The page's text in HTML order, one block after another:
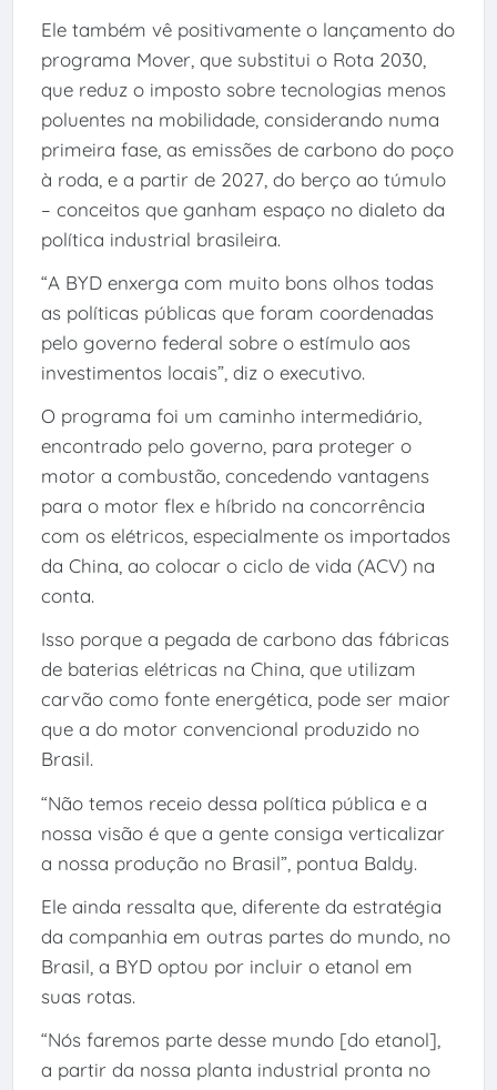
Ele também vê positivamente o lançamento do
programa Mover, que substitui o Rota 2030,
que reduz o imposto sobre tecnologias menos
poluentes na mobilidade, considerando numa
primeira fase, as emissões de carbono do poço
à roda, e a partir de 2027, do berço ao túmulo
– conceitos que ganham espaço no dialeto da
política industrial brasileira.
“A BYD enxerga com muito bons olhos todas
as políticas públicas que foram coordenadas
pelo governo federal sobre o estímulo aos
investimentos locais”, diz o executivo.
O programa foi um caminho intermediário,
encontrado pelo governo, para proteger o
motor a combustão, concedendo vantagens
para o motor flex e híbrido na concorrência
com os elétricos, especialmente os importados
da China, ao colocar o ciclo de vida (ACV) na
conta.
Isso porque a pegada de carbono das fábricas
de baterias elétricas na China, que utilizam
carvão como fonte energética, pode ser maior
que a do motor convencional produzido no
Brasil.
“Não temos receio dessa política pública e a
nossa visão é que a gente consiga verticalizar
a nossa produção no Brasil”, pontua Baldy.
Ele ainda ressalta que, diferente da estratégia
da companhia em outras partes do mundo, no
Brasil, a BYD optou por incluir o etanol em
suas rotas.
“Nós faremos parte desse mundo [do etanol],
a partir da nossa planta industrial pronta no